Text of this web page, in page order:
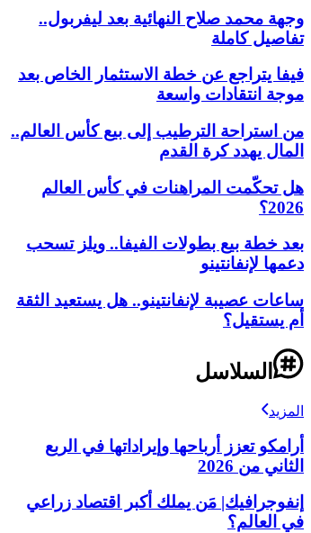
وجهة محمد صلاح النهائية بعد ليفربول..
تفاصيل كاملة
فيفا يتراجع عن خطة الاستثمار الخاص بعد
موجة انتقادات واسعة
من استراحة الترطيب إلى بيع كأس العالم..
المال يهدد كرة القدم
هل تحكّمت المراهنات في كأس العالم
2026؟
بعد خطة بيع بطولات الفيفا.. ويلز تسحب
دعمها لإنفانتينو
ساعات عصيبة لإنفانتينو.. هل يستعيد الثقة
أم يستقيل؟
السلاسل
المزيد
أرامكو تعزز أرباحها وإيراداتها في الربع
الثاني من 2026
إنفوجرافيك| مَن يملك أكبر اقتصاد زراعي
في العالم؟